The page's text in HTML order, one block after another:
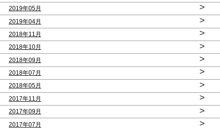
2019年05月 >
2019年04月 >
2018年11月 >
2018年10月 >
2018年09月 >
2018年07月 >
2018年05月 >
2017年11月 >
2017年09月 >
2017年07月 >